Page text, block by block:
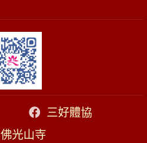
三好體協
佛光山寺